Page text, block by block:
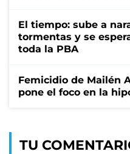
El tiempo: sube a
tormentas y se
toda la PBA
Femicidio de Mailén
pone el foco en la
TU